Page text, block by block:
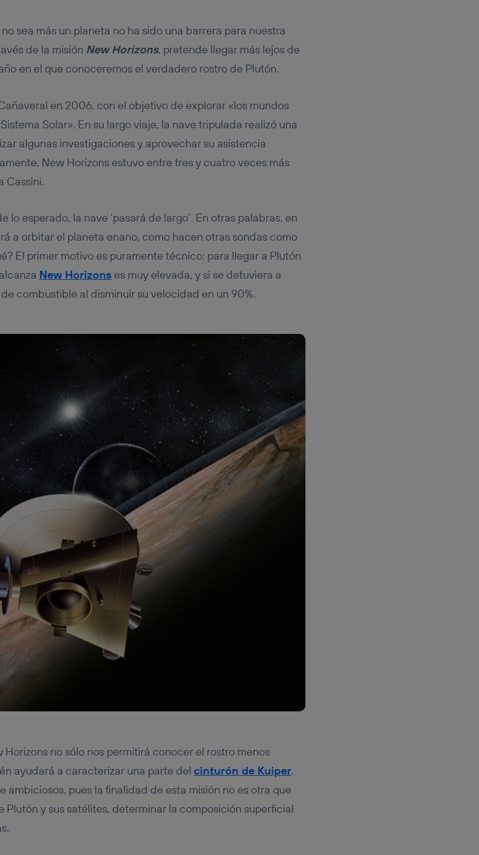
sea más un planeta no ha sido una barrera para nuestra
de la misión New Horizons, pretende llegar más lejos de
en el que conoceremos el verdadero rostro de Plutón.
en 2006, con el objetivo de explorar «los mundos
Solar». En su largo viaje, la nave tripulada realizó una
algunas investigaciones y aprovechar su asistencia
New Horizons estuvo entre tres y cuatro veces más
Cassini.
lo esperado, la nave ‘pasará de largo’. En otras palabras, en
a orbitar el planeta enano, como hacen otras sondas como
El primer motivo es puramente técnico: para llegar a Plutón
New Horizonses muy elevada, y si se detuviera a
combustible al disminuir su velocidad en un 90%.
no sólo nos permitirá conocer el rostro menos
ayudará a caracterizar una parte del cinturón de Kuiper.
ambiciosos, pues la finalidad de esta misión no es otra que
y sus satélites, determinar la composición superficial